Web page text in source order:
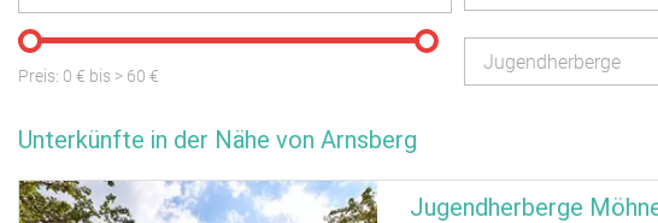
Preis: 0 € bis > 60 €
Jugendherberge
Unterkünfte in der Nähe von Arnsberg
Jugendherberge